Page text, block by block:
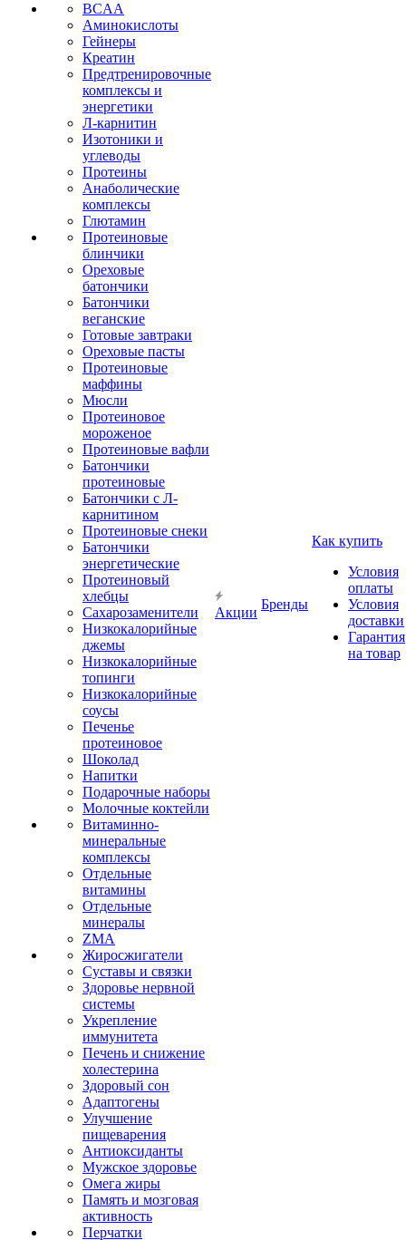
BCAA
Аминокислоты
Гейнеры
Креатин
Предтренировочные
комплексы и
энергетики
Л-карнитин
Изотоники и
углеводы
Протеины
Анаболические
комплексы
Глютамин
Протеиновые
блинчики
Ореховые
батончики
Батончики
веганские
Готовые завтраки
Ореховые пасты
Протеиновые
маффины
Мюсли
Протеиновое
мороженое
Протеиновые вафли
Батончики
протеиновые
Батончики с Л-
карнитином
Протеиновые снеки
Батончики
энергетические
Протеиновый
хлебцы
Сахарозаменители
Низкокалорийные
джемы
Низкокалорийные
топинги
Низкокалорийные
соусы
Печенье
протеиновое
Шоколад
Напитки
Подарочные наборы
Молочные коктейли
Витаминно-
минеральные
комплексы
Отдельные
витамины
Отдельные
минералы
ZMA
Жиросжигатели
Суставы и связки
Здоровье нервной
системы
Укрепление
иммунитета
Печень и снижение
холестерина
Здоровый сон
Адаптогены
Улучшение
пищеварения
Антиоксиданты
Мужское здоровье
Омега жиры
Память и мозговая
активность
Перчатки
Акции
Бренды
Как купить
Условия
оплаты
Условия
доставки
Гарантия
на товар